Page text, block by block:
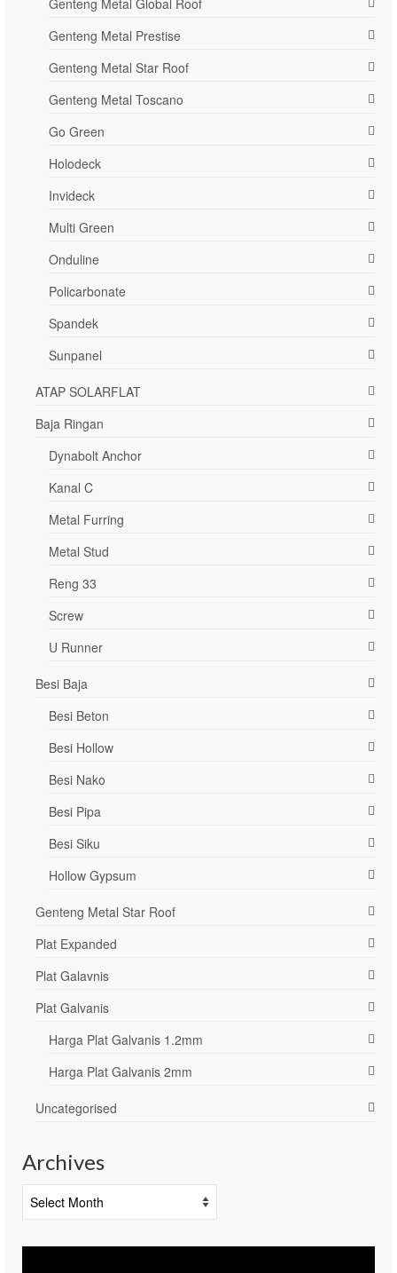
Genteng Metal Prestise
Genteng Metal Star Roof
Genteng Metal Toscano
Go Green
Holodeck
Invideck
Multi Green
Onduline
Policarbonate
Spandek
Sunpanel
ATAP SOLARFLAT
Baja Ringan
Dynabolt Anchor
Kanal C
Metal Furring
Metal Stud
Reng 33
Screw
U Runner
Besi Baja
Besi Beton
Besi Hollow
Besi Nako
Besi Pipa
Besi Siku
Hollow Gypsum
Genteng Metal Star Roof
Plat Expanded
Plat Galavnis
Plat Galvanis
Harga Plat Galvanis 1.2mm
Harga Plat Galvanis 2mm
Uncategorised
Archives